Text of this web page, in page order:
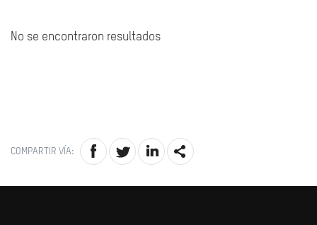
No se encontraron resultados
COMPARTIR VÍA: